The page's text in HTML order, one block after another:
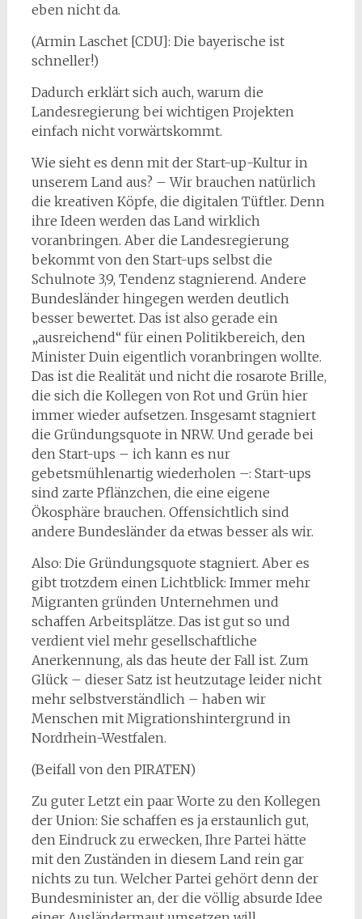
eben nicht da.
(Armin Laschet [CDU]: Die bayerische ist
schneller!)
Dadurch erklärt sich auch, warum die
Landesregierung bei wichtigen Projekten
einfach nicht vorwärtskommt.
Wie sieht es denn mit der Start-up-Kultur in
unserem Land aus? – Wir brauchen natürlich
die kreativen Köpfe, die digitalen Tüftler. Denn
ihre Ideen werden das Land wirklich
voranbringen. Aber die Landesregierung
bekommt von den Start-ups selbst die
Schulnote 3,9, Tendenz stagnierend. Andere
Bundesländer hingegen werden deutlich
besser bewertet. Das ist also gerade ein
„ausreichend“ für einen Politikbereich, den
Minister Duin eigentlich voranbringen wollte.
Das ist die Realität und nicht die rosarote Brille,
die sich die Kollegen von Rot und Grün hier
immer wieder aufsetzen. Insgesamt stagniert
die Gründungsquote in NRW. Und gerade bei
den Start-ups – ich kann es nur
gebetsmühlenartig wiederholen –: Start-ups
sind zarte Pflänzchen, die eine eigene
Ökosphäre brauchen. Offensichtlich sind
andere Bundesländer da etwas besser als wir.
Also: Die Gründungsquote stagniert. Aber es
gibt trotzdem einen Lichtblick: Immer mehr
Migranten gründen Unternehmen und
schaffen Arbeitsplätze. Das ist gut so und
verdient viel mehr gesellschaftliche
Anerkennung, als das heute der Fall ist. Zum
Glück – dieser Satz ist heutzutage leider nicht
mehr selbstverständlich – haben wir
Menschen mit Migrationshintergrund in
Nordrhein-Westfalen.
(Beifall von den PIRATEN)
Zu guter Letzt ein paar Worte zu den Kollegen
der Union: Sie schaffen es ja erstaunlich gut,
den Eindruck zu erwecken, Ihre Partei hätte
mit den Zuständen in diesem Land rein gar
nichts zu tun. Welcher Partei gehört denn der
Bundesminister an, der die völlig absurde Idee